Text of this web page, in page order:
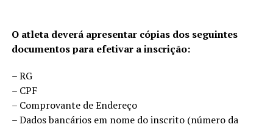
O atleta deverá apresentar cópias dos seguintes
documentos para efetivar a inscrição:
– RG
– CPF
– Comprovante de Endereço
– Dados bancários em nome do inscrito (número da